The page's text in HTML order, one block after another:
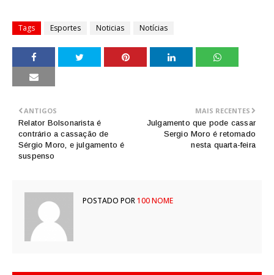
Tags Esportes Noticias Notícias
MAIS RECENTES
Julgamento que pode cassar
Sergio Moro é retomado
nesta quarta-feira
ANTIGOS
Relator Bolsonarista é
contrário a cassação de
Sérgio Moro, e julgamento é
suspenso
POSTADO POR100 NOME